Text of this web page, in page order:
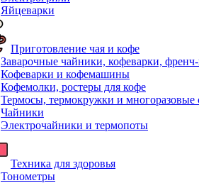
Яйцеварки
Приготовление чая и кофе
Заварочные чайники, кофеварки,
Кофеварки и кофемашины
Кофемолки, ростеры для кофе
Термосы, термокружки и многоразовые
Чайники
Электрочайники и термопоты
Техника для здоровья
Тонометры